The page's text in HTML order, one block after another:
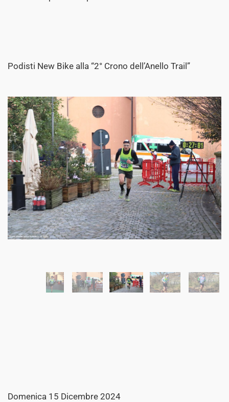
Podisti New Bike alla “2° Crono dell’Anello Trail”
Domenica 15 Dicembre 2024